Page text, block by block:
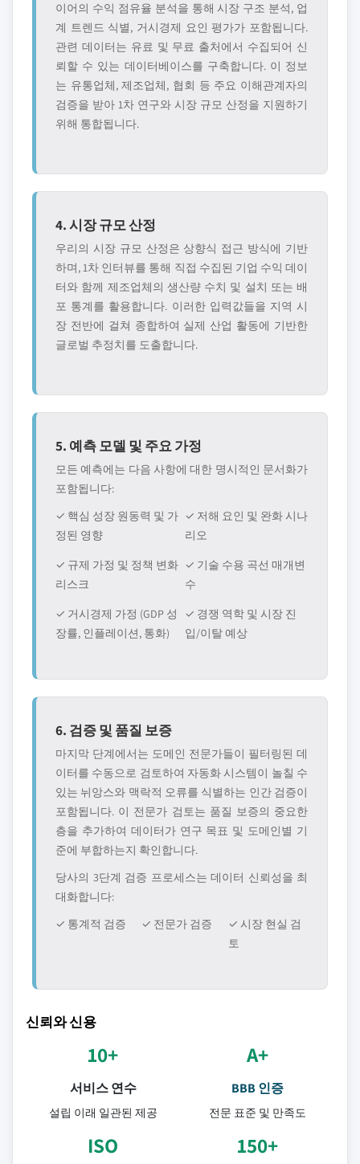
이어의 수익 점유율 분석을 통해 시장 구조 분석, 업
계 트렌드 식별, 거시경제 요인 평가가 포함됩니다.
관련 데이터는 유료 및 무료 출처에서 수집되어 신
뢰할 수 있는 데이터베이스를 구축합니다. 이 정보
는 유통업체, 제조업체, 협회 등 주요 이해관계자의
검증을 받아 1차 연구와 시장 규모 산정을 지원하기
위해 통합됩니다.
4. 시장 규모 산정
우리의 시장 규모 산정은 상향식 접근 방식에 기반
하며, 1차 인터뷰를 통해 직접 수집된 기업 수익 데이
터와 함께 제조업체의 생산량 수치 및 설치 또는 배
포 통계를 활용합니다. 이러한 입력값들을 지역 시
장 전반에 걸쳐 종합하여 실제 산업 활동에 기반한
글로벌 추정치를 도출합니다.
5. 예측 모델 및 주요 가정
모든 예측에는 다음 사항에 대한 명시적인 문서화가
포함됩니다:
✓ 핵심 성장 원동력 및 가
정된 영향
✓ 저해 요인 및 완화 시나
리오
✓ 규제 가정 및 정책 변화
리스크
✓ 기술 수용 곡선 매개변
수
✓ 거시경제 가정 (GDP 성
장률, 인플레이션, 통화)
✓ 경쟁 역학 및 시장 진
입/이탈 예상
6. 검증 및 품질 보증
마지막 단계에서는 도메인 전문가들이 필터링된 데
이터를 수동으로 검토하여 자동화 시스템이 놀칠 수
있는 뉘앙스와 맥락적 오류를 식별하는 인간 검증이
포함됩니다. 이 전문가 검토는 품질 보증의 중요한
층을 추가하여 데이터가 연구 목표 및 도메인별 기
준에 부합하는지 확인합니다.
당사의 3단계 검증 프로세스는 데이터 신뢰성을 최
대화합니다:
✓ 통계적 검증
✓ 전문가 검증
✓ 시장 현실 검
토
신뢰와 신용
10+
서비스 연수
설립 이래 일관된 제공
A+
BBB 인증
전문 표준 및 만족도
ISO 150+